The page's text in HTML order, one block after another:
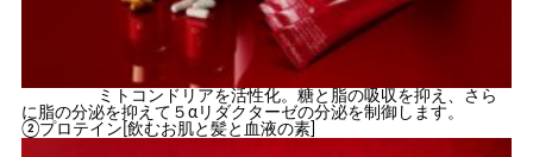
ミトコンドリアを活性化。糖と脂の吸収を抑え、さら
に脂の分泌を抑えて５αリダクターゼの分泌を制御します。
②プロテイン[飲むお肌と髪と血液の素]